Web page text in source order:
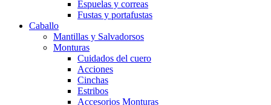
Espuelas y correas
Fustas y portafustas
Caballo
Mantillas y Salvadorsos
Monturas
Cuidados del cuero
Acciones
Cinchas
Estribos
Accesorios Monturas